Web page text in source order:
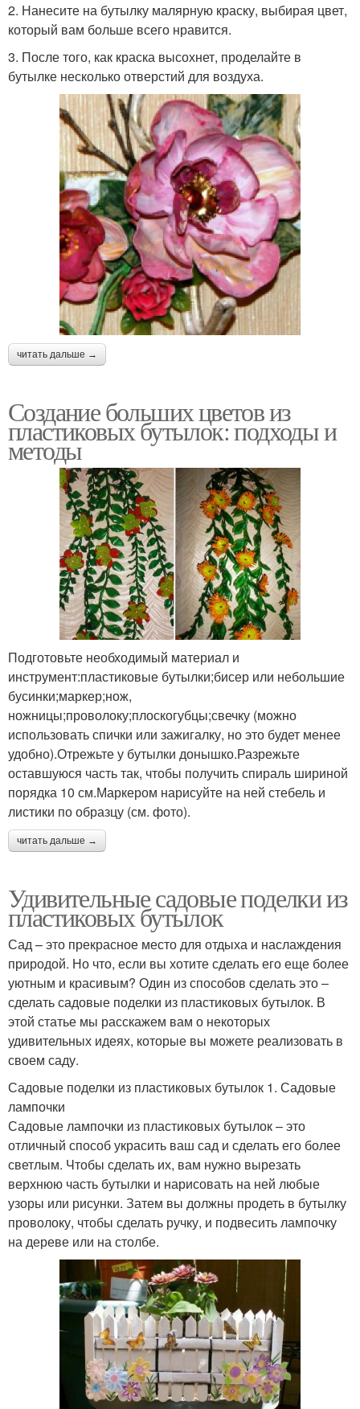
2. Нанесите на бутылку малярную краску, выбирая цвет,
который вам больше всего нравится.
3. После того, как краска высохнет, проделайте в
бутылке несколько отверстий для воздуха.
читать дальше →
Создание больших цветов из
пластиковых бутылок: подходы и
методы
Подготовьте необходимый материал и
инструмент:пластиковые бутылки;бисер или небольшие
бусинки;маркер;нож,
ножницы;проволоку;плоскогубцы;свечку (можно
использовать спички или зажигалку, но это будет менее
удобно).Отрежьте у бутылки донышко.Разрежьте
оставшуюся часть так, чтобы получить спираль шириной
порядка 10 см.Маркером нарисуйте на ней стебель и
листики по образцу (см. фото).
читать дальше →
Удивительные садовые поделки из
пластиковых бутылок
Сад – это прекрасное место для отдыха и наслаждения
природой. Но что, если вы хотите сделать его еще более
уютным и красивым? Один из способов сделать это –
сделать садовые поделки из пластиковых бутылок. В
этой статье мы расскажем вам о некоторых
удивительных идеях, которые вы можете реализовать в
своем саду.
Садовые поделки из пластиковых бутылок 1. Садовые
лампочки
Садовые лампочки из пластиковых бутылок – это
отличный способ украсить ваш сад и сделать его более
светлым. Чтобы сделать их, вам нужно вырезать
верхнюю часть бутылки и нарисовать на ней любые
узоры или рисунки. Затем вы должны продеть в бутылку
проволоку, чтобы сделать ручку, и подвесить лампочку
на дереве или на столбе.